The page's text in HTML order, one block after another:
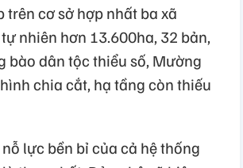
cơ sở hợp nhất ba xã
nhiên hơn 13.600ha, 32 bản,
bào dân tộc thiểu số, Mường
chia cắt, hạ tầng còn thiếu
lực bền bỉ của cả hệ thống